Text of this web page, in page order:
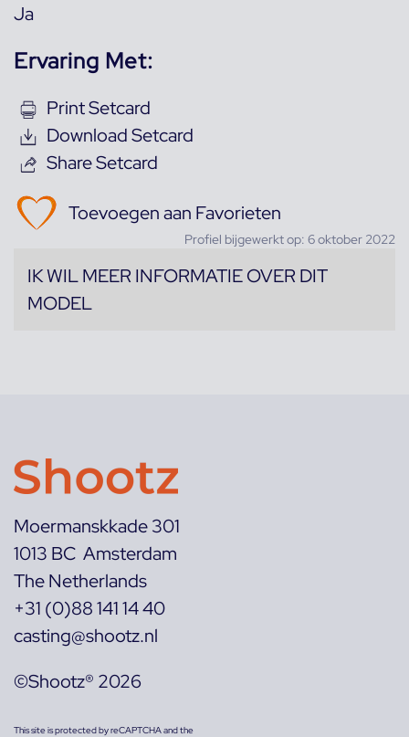
Ja
Ervaring Met:
Print Setcard
Download Setcard
Share Setcard
Toevoegen aan Favorieten
Profiel bijgewerkt op: 6 oktober 2022
IK WIL MEER INFORMATIE OVER DIT
MODEL
Moermanskkade 301
1013 BC Amsterdam
The Netherlands
+31 (0)88 141 14 40
casting@shootz.nl
©Shootz® 2026
This site is protected by reCAPTCHA and the